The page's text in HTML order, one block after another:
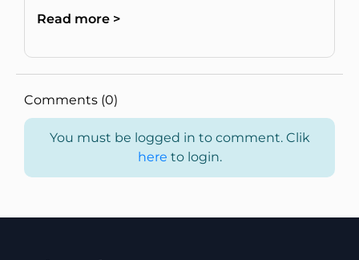
Read more >
Comments (0)
You must be logged in to comment. Clik
here to login.